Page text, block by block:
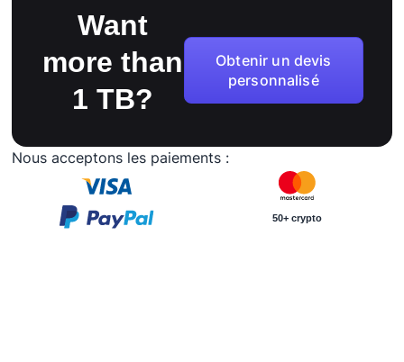
Want
more than
1 TB?
Obtenir un devis
personnalisé
Nous acceptons les paiements :
50+ crypto